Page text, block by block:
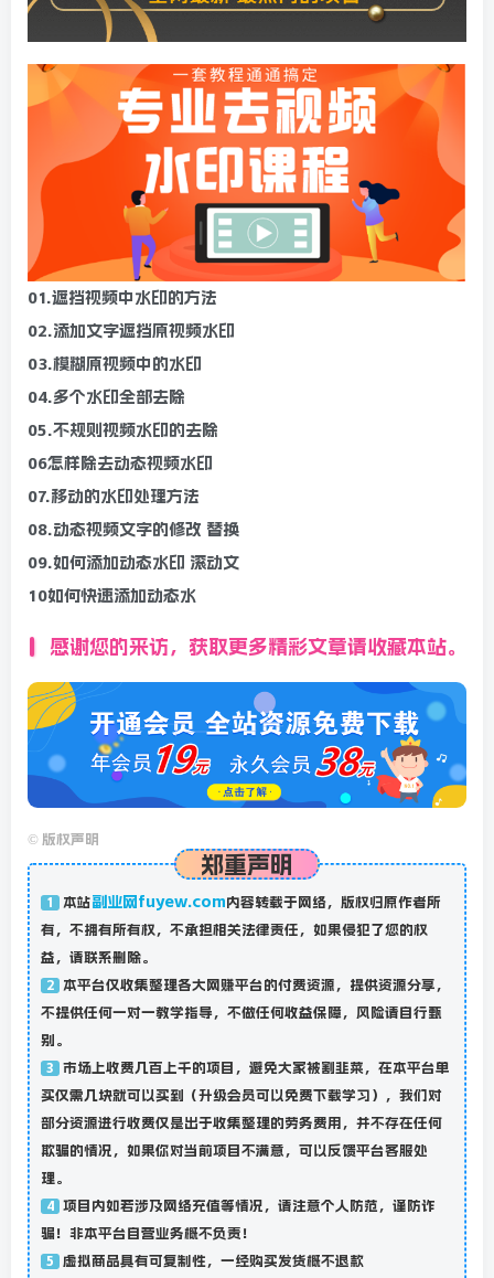
01.遮挡视频中水印的方法
02.添加文字遮挡原视频水印
03.模糊原视频中的水印
04.多个水印全部去除
05.不规则视频水印的去除
06怎样除去动态视频水印
07.移动的水印处理方法
08.动态视频文字的修改 替换
09.如何添加动态水印 滚动文
10如何快速添加动态水
感谢您的来访，获取更多精彩文章请收藏本站。
© 版权声明
郑重声明
1 本站副业网fuyew.com内容转载于网络，版权归原作者所
有，不拥有所有权，不承担相关法律责任，如果侵犯了您的权
益，请联系删除。
2
本平台仅收集整理各大网赚平台的付费资源，提供资源分享，
不提供任何一对一教学指导，不做任何收益保障，风险请自行甄
别。
3
市场上收费几百上千的项目，避免大家被割韭菜，在本平台单
买仅需几块就可以买到（升级会员可以免费下载学习），我们对
部分资源进行收费仅是出于收集整理的劳务费用，并不存在任何
欺骗的情况，如果你对当前项目不满意，可以反馈平台客服处
理。
4
项目内如若涉及网络充值等情况，请注意个人防范，谨防诈
骗！非本平台自营业务概不负责！
5 虚拟商品具有可复制性，一经购买发货概不退款